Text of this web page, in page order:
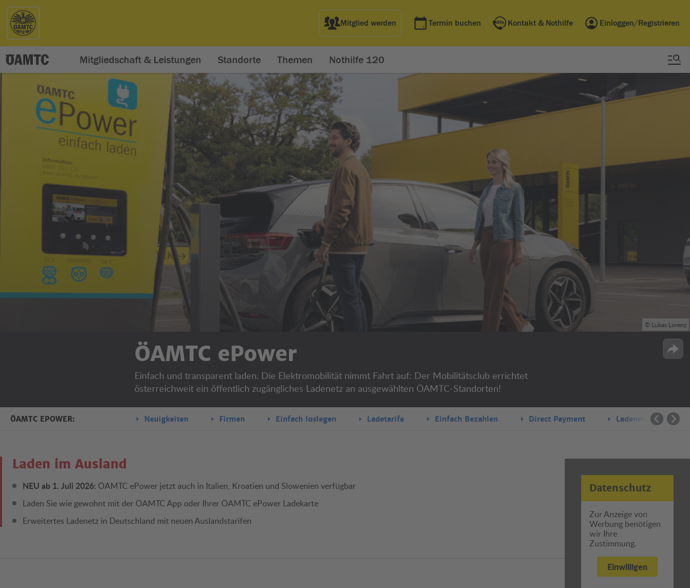
Mitglied werden Termin buchen Kontakt & Nothilfe Einloggen/Registrieren
Mitgliedschaft & Leistungen Standorte Themen Nothilfe 120
© Lukas Lorenz
ÖAMTC ePower
Einfach und transparent laden. Die Elektromobilität nimmt Fahrt auf: Der Mobilitätsclub errichtet
österreichweit ein öffentlich zugängliches Ladenetz an ausgewählten ÖAMTC-Standorten!
Datenschutz
Zur Anzeige von
Werbung benötigen
wir Ihre
Zustimmung.
Einwilligen
ÖAMTC EPOWER: Neuigkeiten Firmen Einfach loslegen Ladetarife Einfach Bezahlen Direct Payment Ladenetz
Laden im Ausland
NEU ab 1. Juli 2026: ÖAMTC ePower jetzt auch in Italien, Kroatien und Slowenien verfügbar
Laden Sie wie gewohnt mit der ÖAMTC App oder Ihrer ÖAMTC ePower Ladekarte
Erweitertes Ladenetz in Deutschland mit neuen Auslandstarifen